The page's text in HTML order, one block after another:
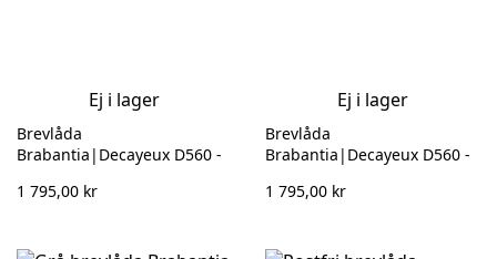
Ej i lager
Brevlåda
Brabantia|Decayeux D560 -
1 795,00 kr
Ej i lager
Brevlåda
Brabantia|Decayeux D560 -
1 795,00 kr